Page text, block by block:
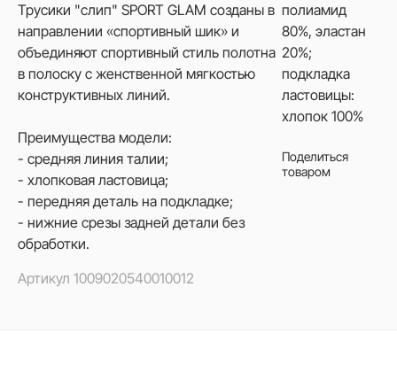
Трусики "слип" SPORT GLAM созданы в
направлении «спортивный шик» и
объединяют спортивный стиль полотна
в полоску с женственной мягкостью
конструктивных линий.
Преимущества модели:
- средняя линия талии;
- хлопковая ластовица;
- передняя деталь на подкладке;
- нижние срезы задней детали без
обработки.
Артикул 1009020540010012
полиамид
80%, эластан
20%;
подкладка
ластовицы:
хлопок 100%
Поделиться
товаром